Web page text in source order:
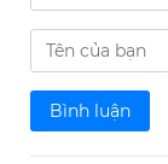
Bình luận